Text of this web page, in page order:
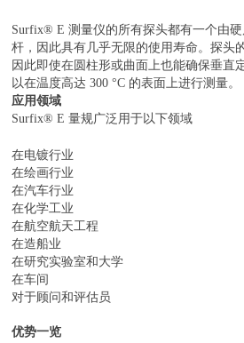
Surfix® E 测量仪的所有探头都有一个由
杆，因此具有几乎无限的使用寿命。探头
因此即使在圆柱形或曲面上也能确保垂直
以在温度高达 300 °C 的表面上进行测量。
应用领域
Surfix® E 量规广泛用于以下领域
在电镀行业
在绘画行业
在汽车行业
在化学工业
在航空航天工程
在造船业
在研究实验室和大学
在车间
对于顾问和评估员
优势一览